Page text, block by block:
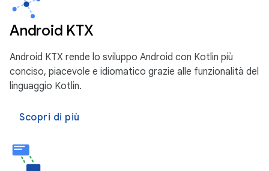
Android KTX
Android KTX rende lo sviluppo Android con Kotlin più
conciso, piacevole e idiomatico grazie alle funzionalità del
linguaggio Kotlin.
Scopri di più